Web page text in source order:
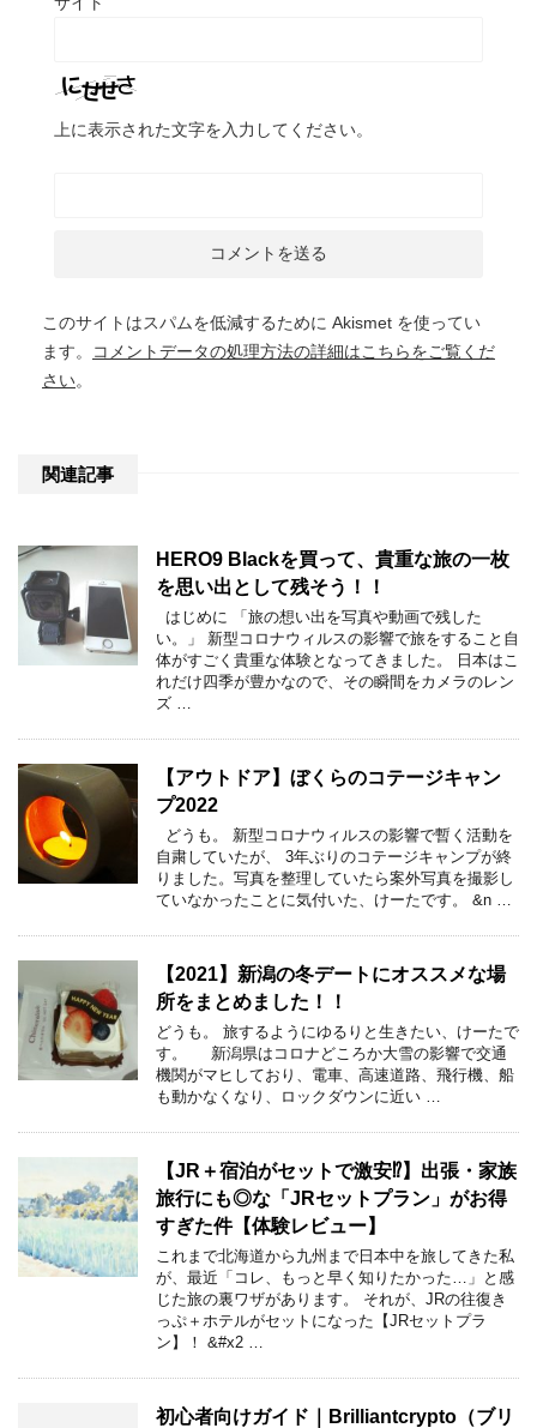
上に表示された文字を入力してください。
このサイトはスパムを低減するために Akismet を使ってい
ます。
コメントデータの処理方法の詳細はこちらをご覧くだ
さい。
関連記事
HERO9 Blackを買って、貴重な旅の一枚
を思い出として残そう！！
はじめに 「旅の想い出を写真や動画で残した
い。」 新型コロナウィルスの影響で旅をすること自
体がすごく貴重な体験となってきました。 日本はこ
れだけ四季が豊かなので、その瞬間をカメラのレン
ズ …
【アウトドア】ぼくらのコテージキャン
プ2022
どうも。 新型コロナウィルスの影響で暫く活動を
自粛していたが、 3年ぶりのコテージキャンプが終
りました。写真を整理していたら案外写真を撮影し
ていなかったことに気付いた、けーたです。 &n …
【2021】新潟の冬デートにオススメな場
所をまとめました！！
どうも。 旅するようにゆるりと生きたい、けーたで
す。 新潟県はコロナどころか大雪の影響で交通
機関がマヒしており、電車、高速道路、飛行機、船
も動かなくなり、ロックダウンに近い …
【JR＋宿泊がセットで激安⁉】出張・家族
旅行にも◎な「JRセットプラン」がお得
すぎた件【体験レビュー】
これまで北海道から九州まで日本中を旅してきた私
が、最近「コレ、もっと早く知りたかった…」と感
じた旅の裏ワザがあります。 それが、JRの往復き
っぷ＋ホテルがセットになった【JRセットプラ
ン】！ &#x2 …
初心者向けガイド｜Brilliantcrypto（ブリ